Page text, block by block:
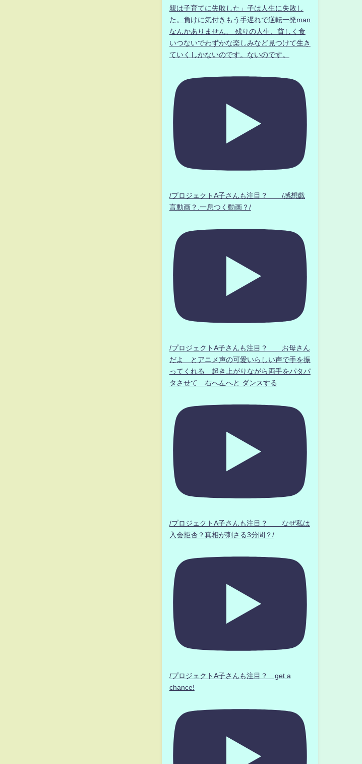
親は子育てに失敗した」子は人生に失敗し
た。負けに気付きもう手遅れで逆転一発man
なんかありません、 残りの人生、貧しく食
いつないでわずかな楽しみなど見つけて生き
ていくしかないのです。ないのです。
/プロジェクトA子さんも注目？ /感想戯
言動画？.一息つく動画？/
/プロジェクトA子さんも注目？ お母さん
だよ とアニメ声の可愛いらしい声で手を振
ってくれる 起き上がりながら両手をパタパ
タさせて 右へ左へと ダンスする
/プロジェクトA子さんも注目？ なぜ私は
入会拒否？真相が刺さる3分間？/
/プロジェクトA子さんも注目？ get a
chance!